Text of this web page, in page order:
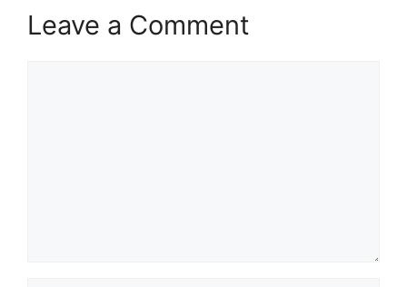
Leave a Comment